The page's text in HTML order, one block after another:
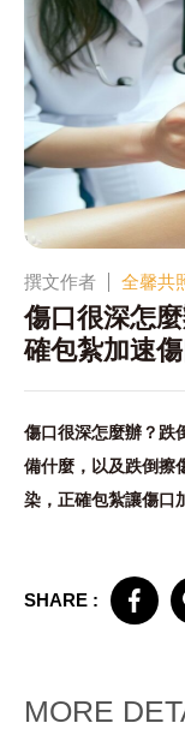
撰文作者 全馨共
傷口很深怎
確包紮加速傷
傷口很深怎麼辦？跌
備什麼，以及跌倒擦
染，正確包紮讓傷口
SHARE :
MORE